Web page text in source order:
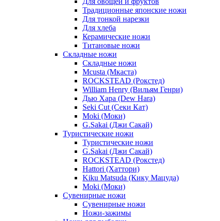
Традиционные японские ножи
Для тонкой нарезки
Для хлеба
Керамические ножи
Титановые ножи
Складные ножи
Складные ножи
Mcusta (Мкаста)
ROCKSTEAD (Рокстед)
William Henry (Вильям Генри)
Дью Хара (Dew Hara)
Seki Cut (Секи Кат)
Moki (Моки)
G.Sakai (Джи Сакай)
Туристические ножи
Туристические ножи
G.Sakai (Джи Сакай)
ROCKSTEAD (Рокстед)
Hattori (Хаттори)
Kiku Matsuda (Кику Мацуда)
Moki (Моки)
Сувенирные ножи
Сувенирные ножи
Ножи-зажимы